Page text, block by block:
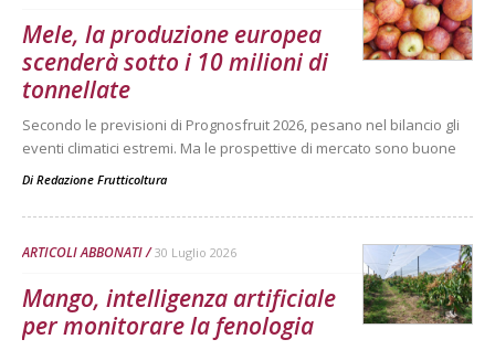
Mele, la produzione europea
scenderà sotto i 10 milioni di
tonnellate
Secondo le previsioni di Prognosfruit 2026, pesano nel bilancio gli
eventi climatici estremi. Ma le prospettive di mercato sono buone
Di Redazione Frutticoltura
ARTICOLI ABBONATI 30 Luglio 2026
Mango, intelligenza artificiale
per monitorare la fenologia